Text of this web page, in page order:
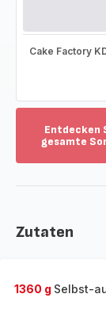
Cake Factory
Entdecken
gesamte
das
Zutaten
1360 g Selbst-